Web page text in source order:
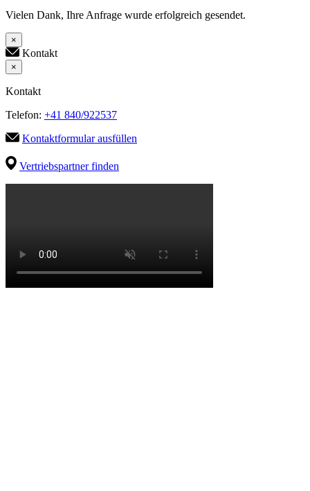
Vielen Dank, Ihre Anfrage wurde erfolgreich gesendet.
×
Kontakt
×
Kontakt
Telefon: +41 840/922537
Kontaktformular ausfüllen
Vertriebspartner finden